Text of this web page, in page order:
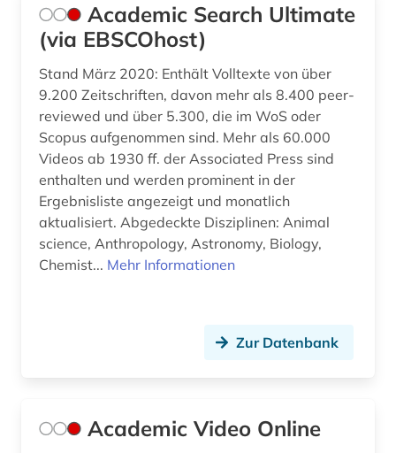
douglas (1)
dpa (1)
drama (18)
dramatiker (1)
dramatikerin (1)
drehbuch (3)
dresden (1)
druckschrift (1)
Academic Search Ultimate
(via EBSCOhost)
Stand März 2020: Enthält Volltexte von über
9.200 Zeitschriften, davon mehr als 8.400 peer-
reviewed und über 5.300, die im WoS oder
Scopus aufgenommen sind. Mehr als 60.000
Videos ab 1930 ff. der Associated Press sind
enthalten und werden prominent in der
Ergebnisliste angezeigt und monatlich
aktualisiert. Abgedeckte Disziplinen: Animal
science, Anthropology, Astronomy, Biology,
Chemist... Mehr Informationen
Zur Datenbank
Academic Video Online